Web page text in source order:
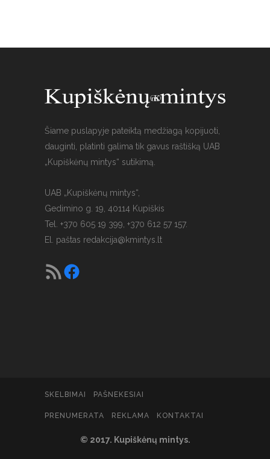
Šiame puslapyje pateiktą medžiagą kopijuoti,
dauginti, platinti galima tik gavus raštišką UAB
„Kupiškėnų mintys“ sutikimą.
UAB „Kupiškėnų mintys“,
Gedimino g. 19, 40114 Kupiškis
Tel. +370 605 19 399, +370 612 57 157.
El. paštas redakcija@kmintys.lt
SKELBIMAI PAŠNEKESIAI
© 2017. Kupiškėnų mintys.
PRENUMERATA REKLAMA KONTAKTAI